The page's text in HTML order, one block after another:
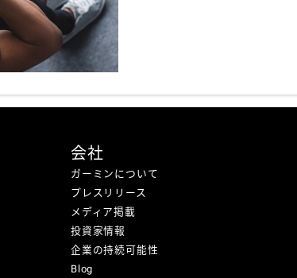
会社
ガーミンについて
プレスリリース
メディア掲載
投資家情報
企業の持続可能性
Blog